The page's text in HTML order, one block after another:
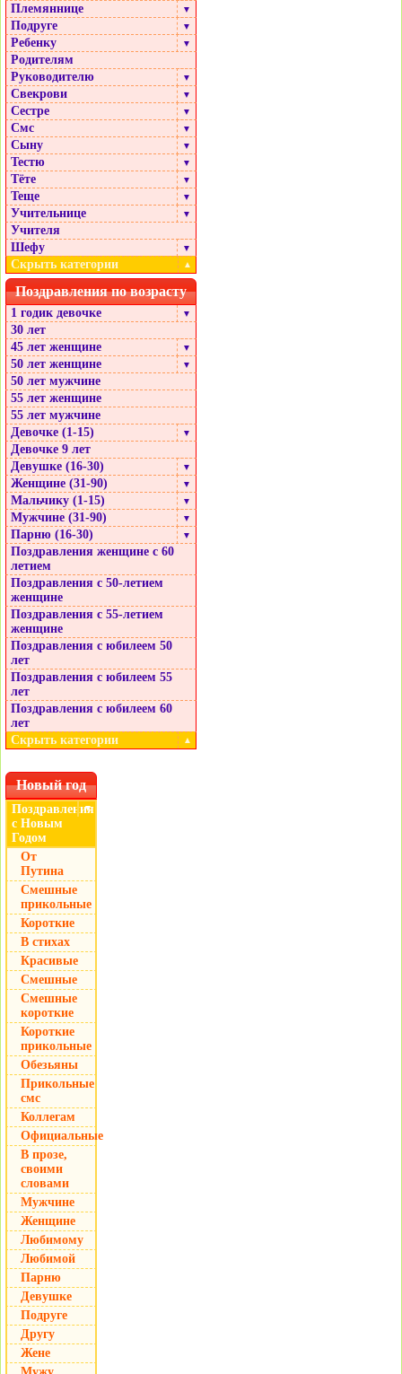
Племяннице ▼
Подруге ▼
Ребенку ▼
Родителям
Руководителю
▼
Свекрови ▼
Сестре ▼
Смс ▼
Сыну ▼
Тестю ▼
Тёте ▼
Теще ▼
Учительнице ▼
Учителя
Шефу
▼
Скрыть категории ▲
Поздравления по возрасту
1 годик девочке ▼
30 лет
45 лет женщине
▼
50 лет женщине ▼
50 лет мужчине
55 лет женщине
55 лет мужчине
Девочке (1-15)
▼
Девочке 9 лет
Девушке (16-30)
▼
Женщине (31-90) ▼
Мальчику (1-15) ▼
Мужчине (31-90) ▼
Парню (16-30) ▼
Поздравления женщине с 60
летием
Поздравления с 50-летием
женщине
Поздравления с 55-летием
женщине
Поздравления с юбилеем 50
лет
Поздравления с юбилеем 55
лет
Поздравления с юбилеем 60
лет
Скрыть категории
▲
Новый год
Поздравления
с Новым
Годом
▼
От
Путина
Смешные
прикольные
Короткие
В стихах
Красивые
Смешные
Смешные
короткие
Короткие
прикольные
Обезьяны
Прикольные
смс
Коллегам
Официальные
В прозе,
своими
словами
Мужчине
Женщине
Любимому
Любимой
Парню
Девушке
Подруге
Другу
Жене